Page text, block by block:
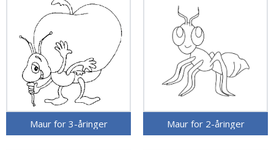
Maur for 3-åringer Maur for 2-åringer